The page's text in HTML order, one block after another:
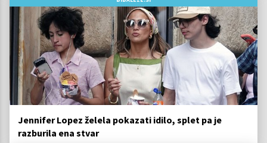
Jennifer Lopez želela pokazati idilo, splet pa je
razburila ena stvar